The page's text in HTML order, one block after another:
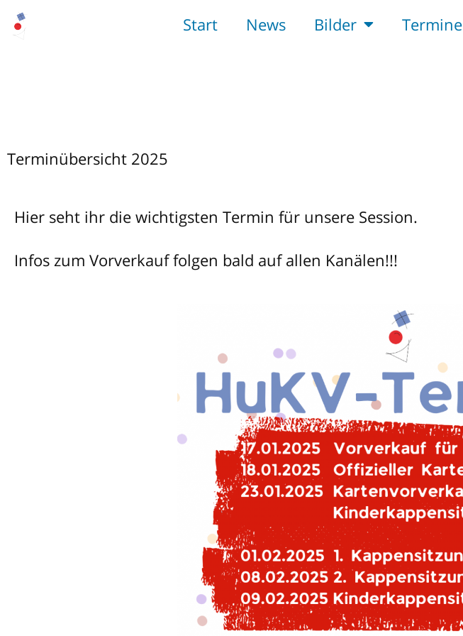
Start News Bilder Termine
Terminübersicht 2025
Hier seht ihr die wichtigsten Termin für unsere Session.
Infos zum Vorverkauf folgen bald auf allen Kanälen!!!